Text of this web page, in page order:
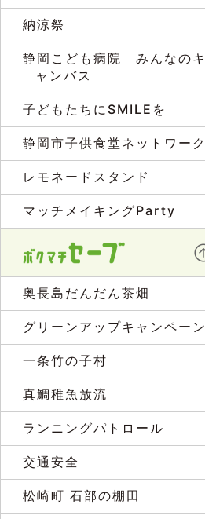
納涼祭
静岡こども病院 みんなのキ
ャンバス
子どもたちにSMILEを
静岡市子供食堂ネットワーク
レモネードスタンド
マッチメイキングParty
奥長島だんだん茶畑
グリーンアップキャンペーン
一条竹の子村
真鯛稚魚放流
ランニングパトロール
交通安全
松崎町 石部の棚田